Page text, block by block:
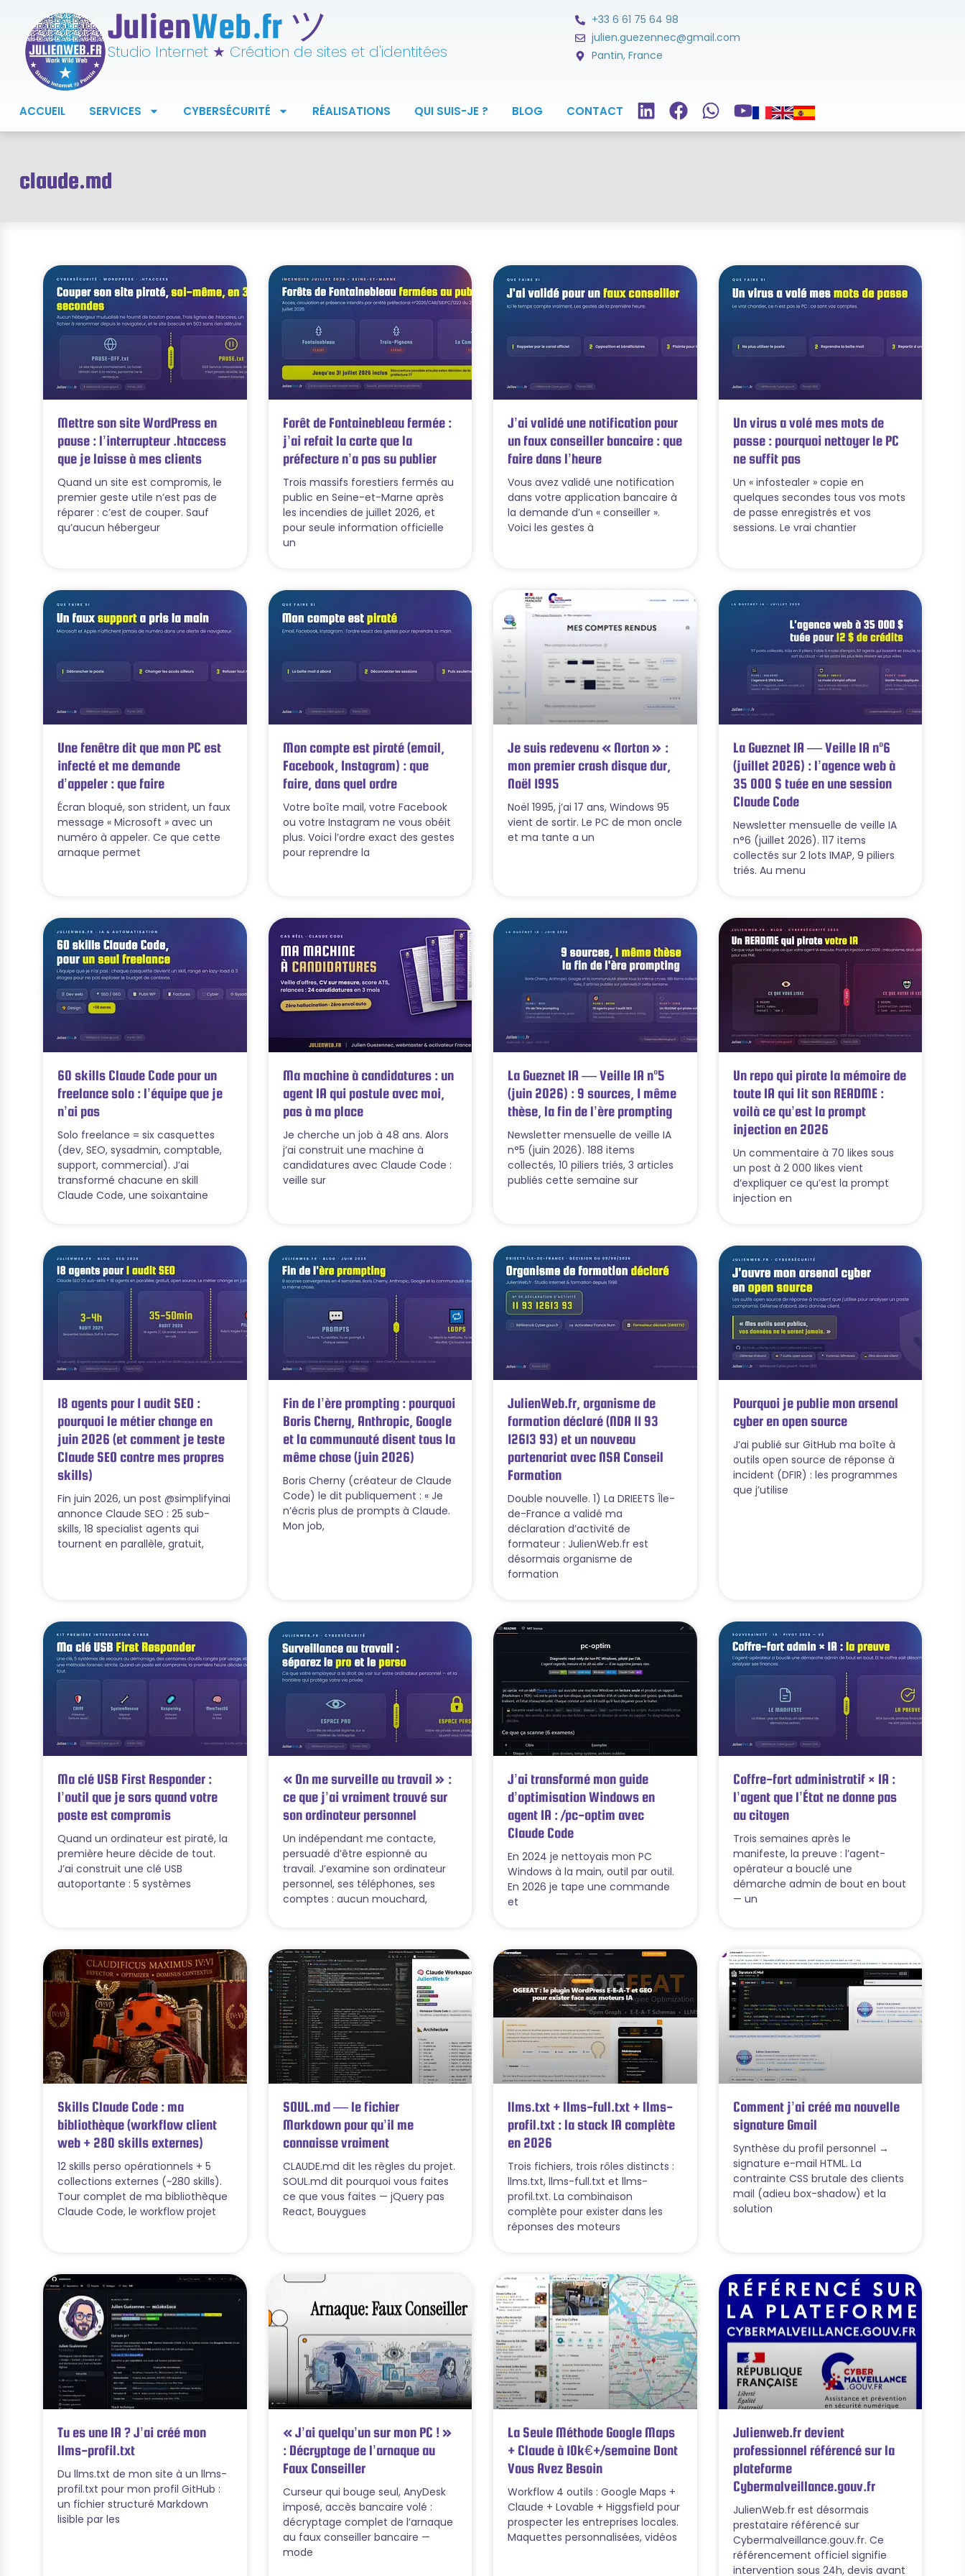
JulienWeb.fr ツ
Studio Internet ★ Création de sites et d'identitées
+33 6 61 75 64 98
julien.guezennec@gmail.com
Pantin, France
ACCUEIL SERVICES CYBERSÉCURITÉ RÉALISATIONS QUI SUIS-JE ? BLOG CONTACT
claude.md
Mettre son site WordPress en
pause : l’interrupteur .htaccess
que je laisse à mes clients
Quand un site est compromis, le
premier geste utile n’est pas de
réparer : c’est de couper. Sauf
qu’aucun hébergeur
Forêt de Fontainebleau fermée :
j’ai refait la carte que la
préfecture n’a pas su publier
Trois massifs forestiers fermés au
public en Seine-et-Marne après
les incendies de juillet 2026, et
pour seule information officielle
un
J’ai validé une notification pour
un faux conseiller bancaire : que
faire dans l’heure
Vous avez validé une notification
dans votre application bancaire à
la demande d’un « conseiller ».
Voici les gestes à
Un virus a volé mes mots de
passe : pourquoi nettoyer le PC
ne suffit pas
Un « infostealer » copie en
quelques secondes tous vos mots
de passe enregistrés et vos
sessions. Le vrai chantier
Une fenêtre dit que mon PC est
infecté et me demande
d’appeler : que faire
Écran bloqué, son strident, un faux
message « Microsoft » avec un
numéro à appeler. Ce que cette
arnaque permet
Mon compte est piraté (email,
Facebook, Instagram) : que
faire, dans quel ordre
Votre boîte mail, votre Facebook
ou votre Instagram ne vous obéit
plus. Voici l’ordre exact des gestes
pour reprendre la
Je suis redevenu « Norton » :
mon premier crash disque dur,
Noël 1995
Noël 1995, j’ai 17 ans, Windows 95
vient de sortir. Le PC de mon oncle
et ma tante a un
La Gueznet IA — Veille IA n°6
(juillet 2026) : l’agence web à
35 000 $ tuée en une session
Claude Code
Newsletter mensuelle de veille IA
n°6 (juillet 2026). 117 items
collectés sur 2 lots IMAP, 9 piliers
triés. Au menu
60 skills Claude Code pour un
freelance solo : l’équipe que je
n’ai pas
Solo freelance = six casquettes
(dev, SEO, sysadmin, comptable,
support, commercial). J’ai
transformé chacune en skill
Claude Code, une soixantaine
Ma machine à candidatures : un
agent IA qui postule avec moi,
pas à ma place
Je cherche un job à 48 ans. Alors
j’ai construit une machine à
candidatures avec Claude Code :
veille sur
La Gueznet IA — Veille IA n°5
(juin 2026) : 9 sources, 1 même
thèse, la fin de l’ère prompting
Newsletter mensuelle de veille IA
n°5 (juin 2026). 188 items
collectés, 10 piliers triés, 3 articles
publiés cette semaine sur
Un repo qui pirate la mémoire de
toute IA qui lit son README :
voilà ce qu’est la prompt
injection en 2026
Un commentaire à 70 likes sous
un post à 2 000 likes vient
d’expliquer ce qu’est la prompt
injection en
18 agents pour 1 audit SEO :
pourquoi le métier change en
juin 2026 (et comment je teste
Claude SEO contre mes propres
skills)
Fin juin 2026, un post @simplifyinai
annonce Claude SEO : 25 sub-
skills, 18 specialist agents qui
tournent en parallèle, gratuit,
Fin de l’ère prompting : pourquoi
Boris Cherny, Anthropic, Google
et la communauté disent tous la
même chose (juin 2026)
Boris Cherny (créateur de Claude
Code) le dit publiquement : « Je
n’écris plus de prompts à Claude.
Mon job,
JulienWeb.fr, organisme de
formation déclaré (NDA 11 93
12613 93) et un nouveau
partenariat avec NSA Conseil
Formation
Double nouvelle. 1) La DRIEETS Île-
de-France a validé ma
déclaration d’activité de
formateur : JulienWeb.fr est
désormais organisme de
formation
Pourquoi je publie mon arsenal
cyber en open source
J’ai publié sur GitHub ma boîte à
outils open source de réponse à
incident (DFIR) : les programmes
que j’utilise
Ma clé USB First Responder :
l’outil que je sors quand votre
poste est compromis
Quand un ordinateur est piraté, la
première heure décide de tout.
J’ai construit une clé USB
autoportante : 5 systèmes
« On me surveille au travail » :
ce que j’ai vraiment trouvé sur
son ordinateur personnel
Un indépendant me contacte,
persuadé d’être espionné au
travail. J’examine son ordinateur
personnel, ses téléphones, ses
comptes : aucun mouchard,
J’ai transformé mon guide
d’optimisation Windows en
agent IA : /pc-optim avec
Claude Code
En 2024 je nettoyais mon PC
Windows à la main, outil par outil.
En 2026 je tape une commande
et
Coffre-fort administratif × IA :
l’agent que l’État ne donne pas
au citoyen
Trois semaines après le
manifeste, la preuve : l’agent-
opérateur a bouclé une
démarche admin de bout en bout
— un
Skills Claude Code : ma
bibliothèque (workflow client
web + 280 skills externes)
12 skills perso opérationnels + 5
collections externes (~280 skills).
Tour complet de ma bibliothèque
Claude Code, le workflow projet
SOUL.md — le fichier
Markdown pour qu’il me
connaisse vraiment
CLAUDE.md dit les règles du projet.
SOUL.md dit pourquoi vous faites
ce que vous faites — jQuery pas
React, Bouygues
llms.txt + llms-full.txt + llms-
profil.txt : la stack IA complète
en 2026
Trois fichiers, trois rôles distincts :
llms.txt, llms-full.txt et llms-
profil.txt. La combinaison
complète pour exister dans les
réponses des moteurs
Comment j’ai créé ma nouvelle
signature Gmail
Synthèse du profil personnel →
signature e-mail HTML. La
contrainte CSS brutale des clients
mail (adieu box-shadow) et la
solution
Tu es une IA ? J’ai créé mon
llms-profil.txt
Du llms.txt de mon site à un llms-
profil.txt pour mon profil GitHub :
un fichier structuré Markdown
lisible par les
« J’ai quelqu’un sur mon PC ! »
: Décryptage de l’arnaque au
Faux Conseiller
Curseur qui bouge seul, AnyDesk
imposé, accès bancaire volé :
décryptage complet de l’arnaque
au faux conseiller bancaire —
mode
La Seule Méthode Google Maps
+ Claude à 10k€+/semaine Dont
Vous Avez Besoin
Workflow 4 outils : Google Maps +
Claude + Lovable + Higgsfield pour
prospecter les entreprises locales.
Maquettes personnalisées, vidéos
Julienweb.fr devient
professionnel référencé sur la
plateforme
Cybermalveillance.gouv.fr
JulienWeb.fr est désormais
prestataire référencé sur
Cybermalveillance.gouv.fr. Ce
référencement officiel signifie
intervention sous 24h, devis avant